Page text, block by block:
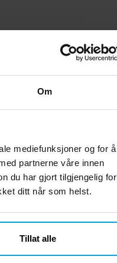
Om
mediefunksjoner og for å
partnerne våre innen
du har gjort tilgjengelig for
ditt når som helst.
Tillat alle